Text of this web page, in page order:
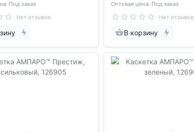
Под заказ
Нет отзывов
Оптовая цена: Под заказ
Нет отзывов
В корзину